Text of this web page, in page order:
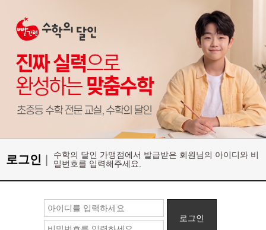
로그인
수학의 달인 가맹점에서 발급받은 회원님의 아이디와 비
밀번호를 입력해주세요.
로그인